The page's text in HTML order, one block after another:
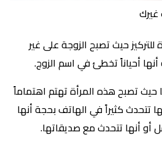
حيث تصبح الزوجة على غير
أحياناً تخطئ في اسم الزوج.
حيث تصبح هذه المرأة تهتم اهتماماً
تتحدث كثيراً في الهاتف بحجة أنها
أنها تتحدث مع صديقاتها.